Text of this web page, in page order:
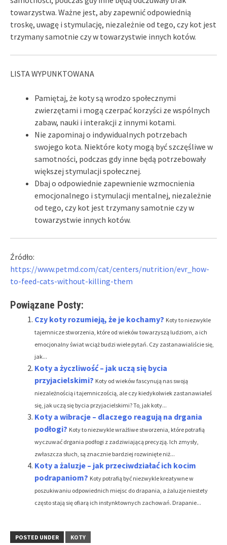
towarzystwa. Ważne jest, aby zapewnić odpowiednią
troskę, uwagę i stymulację, niezależnie od tego, czy kot jest
trzymany samotnie czy w towarzystwie innych kotów.
LISTA WYPUNKTOWANA
Pamiętaj, że koty są wrodzo społecznymi
zwierzętami i mogą czerpać korzyści ze wspólnych
zabaw, nauki i interakcji z innymi kotami.
Nie zapominaj o indywidualnych potrzebach
swojego kota. Niektóre koty mogą być szczęśliwe w
samotności, podczas gdy inne będą potrzebowały
większej stymulacji społecznej.
Dbaj o odpowiednie zapewnienie wzmocnienia
emocjonalnego i stymulacji mentalnej, niezależnie
od tego, czy kot jest trzymany samotnie czy w
towarzystwie innych kotów.
Źródło:
https://www.petmd.com/cat/centers/nutrition/evr_how-
to-feed-cats-without-killing-them
Powiązane Posty:
Czy koty rozumieją, że je kochamy? Koty to niezwykle
tajemnicze stworzenia, które od wieków towarzyszą ludziom, a ich
emocjonalny świat wciąż budzi wiele pytań. Czy zastanawialiście się,
jak...
Koty a życzliwość – jak uczą się bycia
przyjacielskimi? Koty od wieków fascynują nas swoją
niezależnością i tajemniczością, ale czy kiedykolwiek zastanawiałeś
się, jak uczą się bycia przyjacielskimi? To, jak koty...
Koty a wibracje – dlaczego reagują na drgania
podłogi? Koty to niezwykle wrażliwe stworzenia, które potrafią
wyczuwać drgania podłogi z zadziwiającą precyzją. Ich zmysły,
zwłaszcza słuch, są znacznie bardziej rozwinięte niż...
Koty a żaluzje – jak przeciwdziałać ich kocim
podrapaniom? Koty potrafią być niezwykle kreatywne w
poszukiwaniu odpowiednich miejsc do drapania, a żaluzje niestety
często stają się ofiarą ich instynktownych zachowań. Drapanie...
POSTED UNDER KOTY